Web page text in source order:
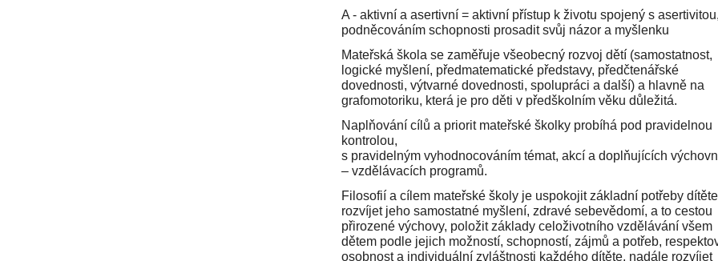
A - aktivní a asertivní = aktivní přístup k životu spojený s asertivitou,
podněcováním schopnosti prosadit svůj názor a myšlenku
Mateřská škola se zaměřuje všeobecný rozvoj dětí (samostatnost,
logické myšlení, předmatematické představy, předčtenářské
dovednosti, výtvarné dovednosti, spolupráci a další) a hlavně na
grafomotoriku, která je pro děti v předškolním věku důležitá.
Naplňování cílů a priorit mateřské školky probíhá pod pravidelnou
kontrolou,
s pravidelným vyhodnocováním témat, akcí a doplňujících
– vzdělávacích programů.
Filosofií a cílem mateřské školy je uspokojit základní potřeby
rozvíjet jeho samostatné myšlení, zdravé sebevědomí, a to cestou
přirozené výchovy, položit základy celoživotního vzdělávání všem
dětem podle jejich možností, schopností, zájmů a potřeb,
osobnost a individuální zvláštnosti každého dítěte, nadále rozvíjet